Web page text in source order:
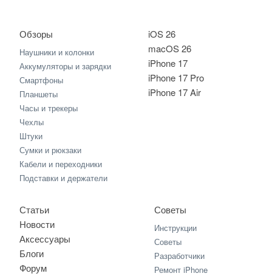
iOS 26
macOS 26
iPhone 17
iPhone 17 Pro
iPhone 17 Air
Обзоры
Наушники и колонки
Аккумуляторы и зарядки
Смартфоны
Планшеты
Часы и трекеры
Чехлы
Штуки
Сумки и рюкзаки
Кабели и переходники
Подставки и держатели
Статьи
Новости
Аксессуары
Блоги
Форум
Советы
Инструкции
Советы
Разработчики
Ремонт iPhone